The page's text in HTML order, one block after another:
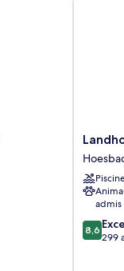
admis
8.6
sur
8,6
299